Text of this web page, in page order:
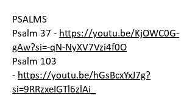
PSALMS
Psalm 37 - https://youtu.be/KjOWC0G-
gAw?si=-qN-NyXV7Vzi4f0O
Psalm 103
- https://youtu.be/hGsBcxYxJ7g?
si=9RRzxeIGTl6zlAi_